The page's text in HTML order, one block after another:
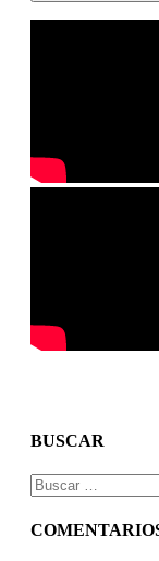
BUSCAR
Buscar: